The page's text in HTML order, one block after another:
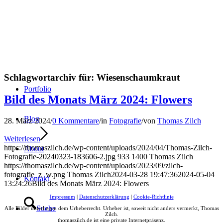
Portfolio
Blog
About
Kontakt
Suche
Schlagwortarchiv für: Wiesenschaumkraut
Bild des Monats März 2024: Flowers
28. März 2024/0 Kommentare/in Fotografie/von Thomas Zilch
Weiterlesen
https://thomaszilch.de/wp-content/uploads/2024/04/Thomas-Zilch-
Fotografie-20240323-183606-2.jpg 933 1400 Thomas Zilch
https://thomaszilch.de/wp-content/uploads/2023/09/zilch-
fotografie_z_w.png Thomas Zilch2024-03-28 19:47:362024-05-04
13:24:26Bild des Monats März 2024: Flowers
Impressum | Datenschutzerklärung | Cookie-Richtlinie
Alle Bilder unterliegen dem Urheberrecht. Urheber ist, soweit nicht anders vermerkt, Thomas
Zilch.
thomaszilch.de ist eine private Internetpräsenz.